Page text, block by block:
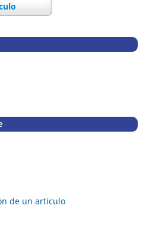
de un artículo